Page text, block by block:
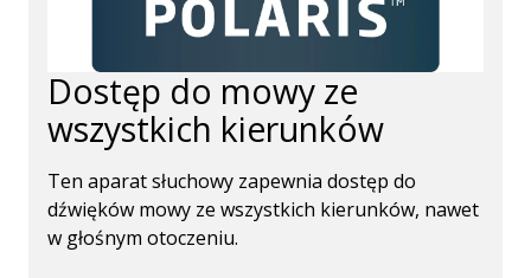
Dostęp do mowy ze
wszystkich kierunków
Ten aparat słuchowy zapewnia dostęp do
dźwięków mowy ze wszystkich kierunków, nawet
w głośnym otoczeniu.